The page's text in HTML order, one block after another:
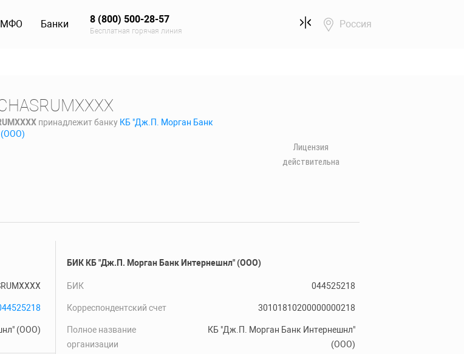
МФО Банки 8 (800) 500-28-57
Бесплатная горячая линия
Россия
принадлежит банку КБ "Дж.П. Морган Банк
(ООО)
Лицензия
действительна
(ООО)
БИК КБ "Дж.П. Морган Банк Интернешнл" (ООО)
БИК 044525218
Корреспондентский счет 30101810200000000218
Полное название
организации
КБ "Дж.П. Морган Банк Интернешнл"
(ООО)